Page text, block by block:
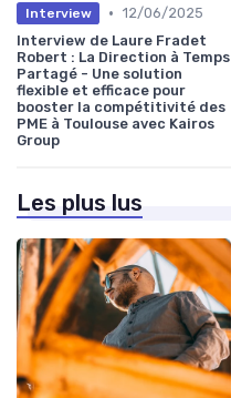
Interview • 12/06/2025
Interview de Laure Fradet
Robert : La Direction à Temps
Partagé - Une solution
flexible et efficace pour
booster la compétitivité des
PME à Toulouse avec Kairos
Group
Les plus lus